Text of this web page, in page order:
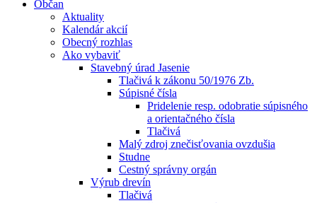
Občan
Aktuality
Kalendár akcií
Obecný rozhlas
Ako vybaviť
Stavebný úrad Jasenie
Tlačivá k zákonu 50/1976 Zb.
Súpisné čísla
Pridelenie resp. odobratie súpisného
a orientačného čísla
Tlačivá
Malý zdroj znečisťovania ovzdušia
Studne
Cestný správny orgán
Výrub drevín
Tlačivá